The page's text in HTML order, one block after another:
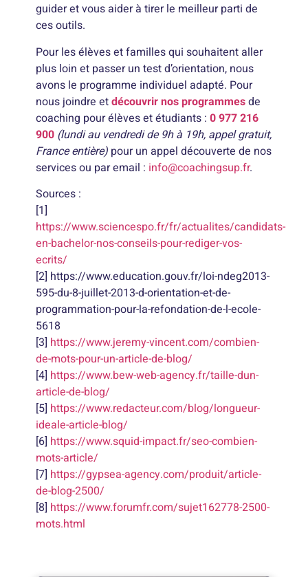
guider et vous aider à tirer le meilleur parti de
ces outils.
Pour les élèves et familles qui souhaitent aller
plus loin et passer un test d’orientation, nous
avons le programme individuel adapté. Pour
nous joindre etdécouvrir nos programmesde
coaching pour élèves et étudiants :0 977 216
900 (lundi au vendredi de 9h à 19h, appel gratuit,
France entière) pour un appel découverte de nos
services ou par email : info@coachingsup.fr.
Sources :
[1]
https://www.sciencespo.fr/fr/actualites/candidats-
en-bachelor-nos-conseils-pour-rediger-vos-
ecrits/
[2] https://www.education.gouv.fr/loi-ndeg2013-
595-du-8-juillet-2013-d-orientation-et-de-
programmation-pour-la-refondation-de-l-ecole-
5618
[3] https://www.jeremy-vincent.com/combien-
de-mots-pour-un-article-de-blog/
[4] https://www.bew-web-agency.fr/taille-dun-
article-de-blog/
[5] https://www.redacteur.com/blog/longueur-
ideale-article-blog/
[6] https://www.squid-impact.fr/seo-combien-
mots-article/
[7] https://gypsea-agency.com/produit/article-
de-blog-2500/
[8] https://www.forumfr.com/sujet162778-2500-
mots.html